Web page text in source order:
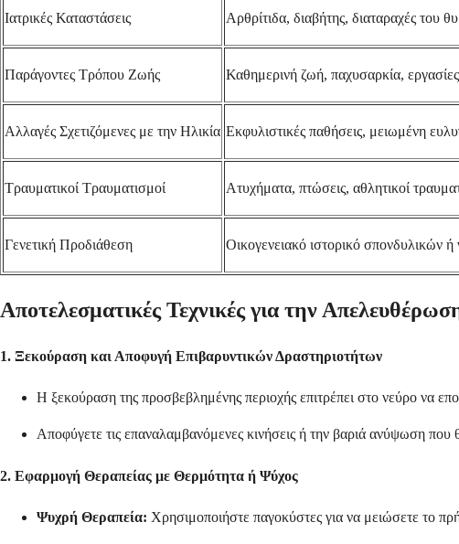
Ιατρικές Καταστάσεις Αρθρίτιδα, διαβήτης, διαταραχές του
Παράγοντες Τρόπου Ζωής Καθημερινή ζωή, παχυσαρκία,
Αλλαγές Σχετιζόμενες με την Ηλικία Εκφυλιστικές παθήσεις, μειωμένη
Τραυματικοί Τραυματισμοί Ατυχήματα, πτώσεις, αθλητικοί
Γενετική Προδιάθεση Οικογενειακό ιστορικό σπονδυλικών
Αποτελεσματικές Τεχνικές για την
1. Ξεκούραση και Αποφυγή Επιβαρυντικών Δραστηριοτήτων
Η ξεκούραση της προσβεβλημένης περιοχής επιτρέπει στο νεύρο να
Αποφύγετε τις επαναλαμβανόμενες κινήσεις ή την βαριά ανύψωση που
2. Εφαρμογή Θεραπείας με Θερμότητα ή Ψύχος
Ψυχρή Θεραπεία: Χρησιμοποιήστε παγοκύστες για να μειώσετε το